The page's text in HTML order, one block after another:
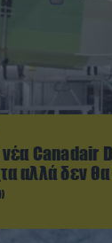
Canadair
αλλά δεν